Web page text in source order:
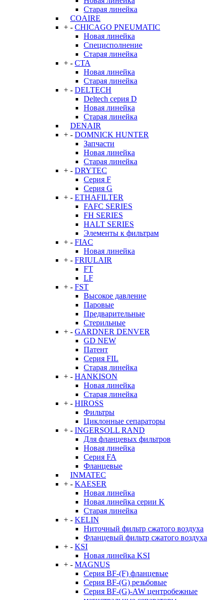
Старая линейка
COAIRE
+ - CHICAGO PNEUMATIC
Новая линейка
Специсполнение
Старая линейка
+ - CTA
Новая линейка
Старая линейка
+ - DELTECH
Deltech серия D
Новая линейка
Старая линейка
DENAIR
+ - DOMNICK HUNTER
Запчасти
Новая линейка
Старая линейка
+ - DRYTEC
Серия F
Серия G
+ - ETHAFILTER
FAFC SERIES
FH SERIES
HALT SERIES
Элементы к фильтрам
+ - FIAC
Новая линейка
+ - FRIULAIR
FT
LF
+ - FST
Высокое давление
Паровые
Предварительные
Стерильные
+ - GARDNER DENVER
GD NEW
Патент
Серия FIL
Старая линейка
+ - HANKISON
Новая линейка
Старая линейка
+ - HIROSS
Фильтры
Циклонные сепараторы
+ - INGERSOLL RAND
Для фланцевых фильтров
Новая линейка
Серия FA
Фланцевые
INMATEC
+ - KAESER
Новая линейка
Новая линейка серии K
Старая линейка
+ - KELIN
Ниточный фильтр сжатого воздуха
Фланцевый фильтр сжатого воздуха
+ - KSI
Новая линейка KSI
+ - MAGNUS
Серия BF-(F) фланцевые
Серия BF-(G) резьбовые
Серия BF-(G)-AW центробежные